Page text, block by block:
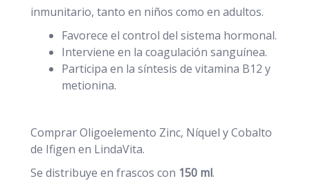
inmunitario, tanto en niños como en adultos.
Favorece el control del sistema hormonal.
Interviene en la coagulación sanguínea.
Participa en la síntesis de vitamina B12 y
metionina.
Comprar Oligoelemento Zinc, Níquel y Cobalto
de Ifigen en LindaVita.
Se distribuye en frascos con 150 ml.